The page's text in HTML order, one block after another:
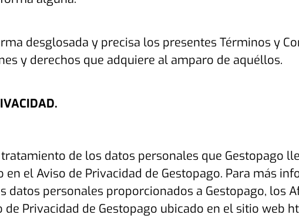
desglosada y precisa los presentes Términos y
y derechos que adquiere al amparo de aquéllos.
de los datos personales que Gestopago
en el Aviso de Privacidad de Gestopago. Para más
datos personales proporcionados a Gestopago, los
de Privacidad de Gestopago ubicado en el sitio web